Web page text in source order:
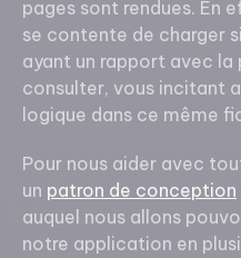
pages sont rendues. En
se contente de charger
ayant un rapport avec la
consulter, vous incitant
logique dans ce même
Pour nous aider avec
un patron de conception
auquel nous allons
notre application en